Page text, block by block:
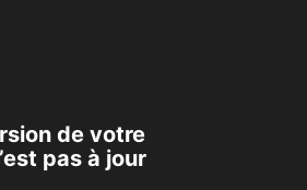
de votre
pas à jour